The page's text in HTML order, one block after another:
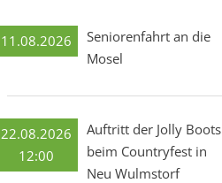
11.08.2026
Seniorenfahrt an die
Mosel
22.08.2026
12:00
Auftritt der Jolly Boots
beim Countryfest in
Neu Wulmstorf